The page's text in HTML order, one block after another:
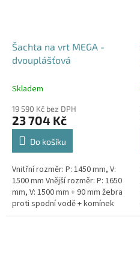
Šachta na vrt MEGA -
dvouplášťová
Skladem
19 590 Kč bez DPH
23 704 Kč
Do košíku
Vnitřní rozměr: P: 1450 mm, V:
1500 mm Vnější rozměr: P: 1650
mm, V: 1500 mm + 90 mm žebra
proti spodní vodě + komínek
Dvouplášťová vodoměrná šachta